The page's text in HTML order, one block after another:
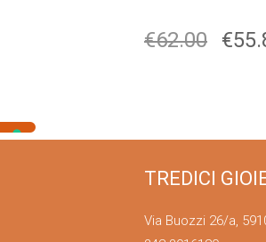
€62.00 €
TREDICI
Via Buozzi 26/a,